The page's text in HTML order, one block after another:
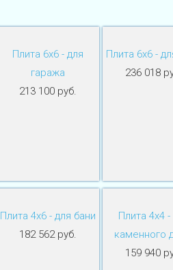
Плита 6х6 - для
гаража
213 100 руб.
Плита 6х6 -
236 018
Плита 4х6 - для бани
182 562 руб.
Плита 4х4 -
каменного
159 940